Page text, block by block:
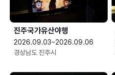
진주국가유산야행
2026.09.03~2026.09.06
경상남도 진주시